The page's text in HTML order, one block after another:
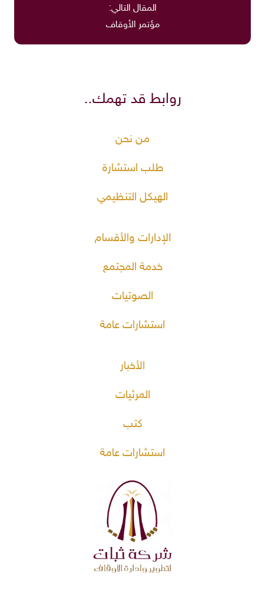
المقال التالي:
مؤتمر الأوقاف
روابط قد تهمك..
من نحن
طلب استشارة
الهيكل التنظيمي
الإدارات والأقسام
خدمة المجتمع
الصوتيات
استشارات عامة
الأخبار
المرئيات
كتب
استشارات عامة